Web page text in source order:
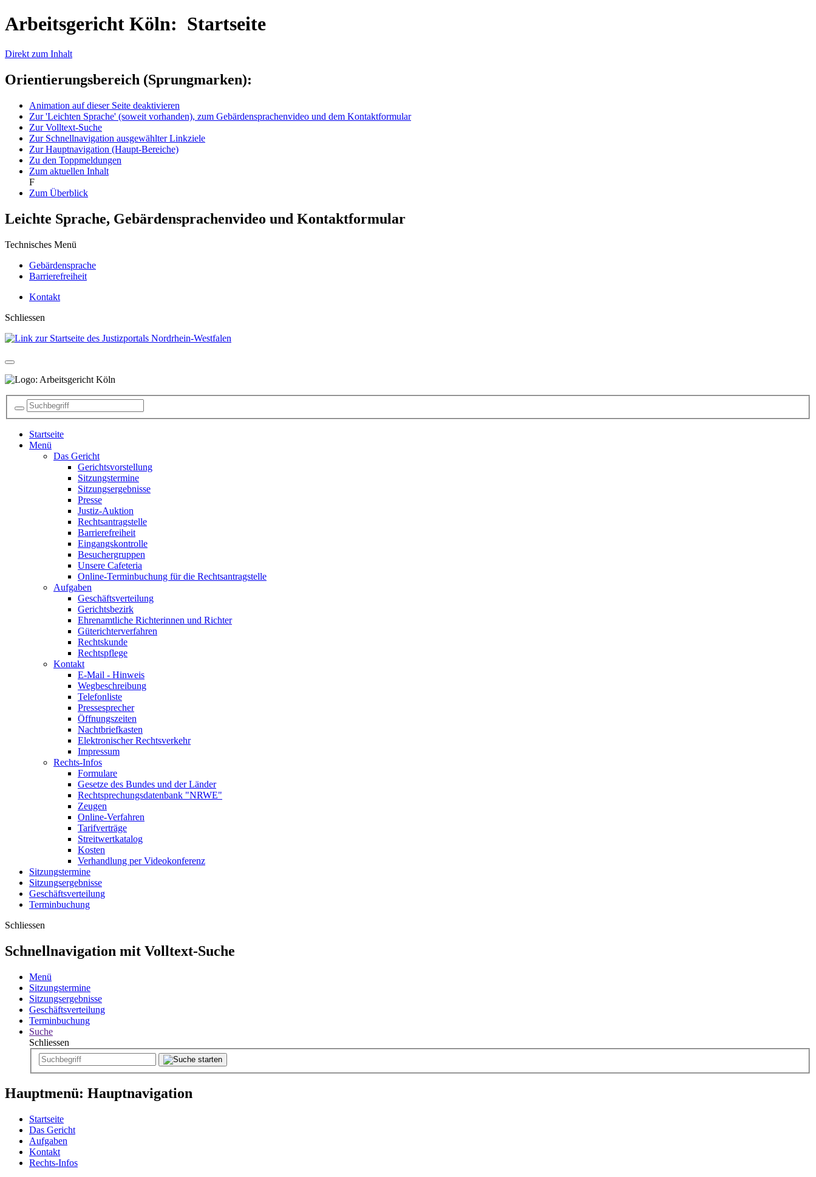
Arbeitsgericht Köln: Startseite
Direkt zum Inhalt
Orientierungsbereich (Sprungmarken):
Animation auf dieser Seite deaktivieren
Zur 'Leichten Sprache' (soweit vorhanden), zum Gebärdensprachenvideo und dem Kontaktformular
Zur Volltext-Suche
Zur Schnellnavigation ausgewählter Linkziele
Zur Hauptnavigation (Haupt-Bereiche)
Zu den Toppmeldungen
Zum aktuellen Inhalt
F
Zum Überblick
Leichte Sprache, Gebärdensprachenvideo und Kontaktformular
Technisches Menü
Gebärdensprache
Barrierefreiheit
Kontakt
Schliessen
Startseite
Menü
Das Gericht
Gerichtsvorstellung
Sitzungstermine
Sitzungsergebnisse
Presse
Justiz-Auktion
Rechtsantragstelle
Barrierefreiheit
Eingangskontrolle
Besuchergruppen
Unsere Cafeteria
Online-Terminbuchung für die Rechtsantragstelle
Aufgaben
Geschäftsverteilung
Gerichtsbezirk
Ehrenamtliche Richterinnen und Richter
Güterichterverfahren
Rechtskunde
Rechtspflege
Kontakt
E-Mail - Hinweis
Wegbeschreibung
Telefonliste
Pressesprecher
Öffnungszeiten
Nachtbriefkasten
Elektronischer Rechtsverkehr
Impressum
Rechts-Infos
Formulare
Gesetze des Bundes und der Länder
Rechtsprechungsdatenbank "NRWE"
Zeugen
Online-Verfahren
Tarifverträge
Streitwertkatalog
Kosten
Verhandlung per Videokonferenz
Sitzungstermine
Sitzungsergebnisse
Geschäftsverteilung
Terminbuchung
Schliessen
Schnellnavigation mit Volltext-Suche
Menü
Sitzungstermine
Sitzungsergebnisse
Geschäftsverteilung
Terminbuchung
Suche
Schliessen
Hauptmenü: Hauptnavigation
Startseite
Das Gericht
Aufgaben
Kontakt
Rechts-Infos